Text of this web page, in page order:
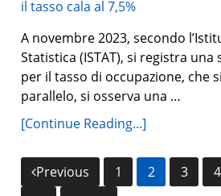
A novembre 2023, secondo
Statistica (ISTAT), si registra
per il tasso di occupazione, che
parallelo, si osserva una …
[Continue Reading...]
Navigazione
Previous 1 2 3 4